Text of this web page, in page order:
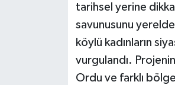
tarihsel yerine
savunusunu
köylü kadınların
vurgulandı.
Ordu ve farklı